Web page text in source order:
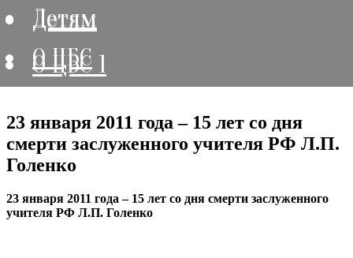
Детям
О ЦБС
Детям
О ЦБС 1
23 января 2011 года – 15 лет со дня
смерти заслуженного учителя РФ Л.П.
Голенко
23 января 2011 года – 15 лет со дня смерти заслуженного
учителя РФ Л.П. Голенко